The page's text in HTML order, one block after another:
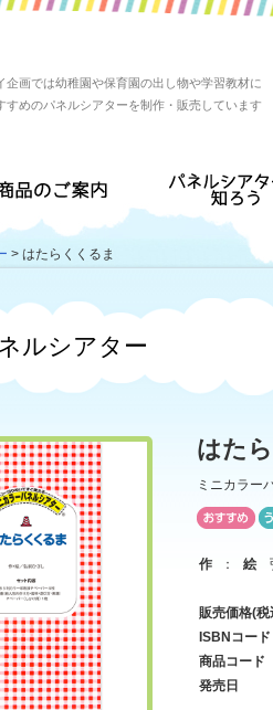
企画では幼稚園や保育園の出し物や学習教材に
すめのパネルシアターを制作・販売しています
> はたらくくるま
ルシアター
はた
ミニカラー
作 ： 絵
販売価格(税
ISBNコード
商品コード
発売日